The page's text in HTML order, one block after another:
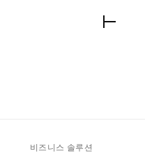
비즈니스 솔루션